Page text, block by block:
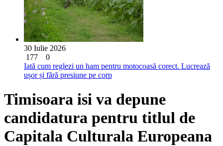
30 Iulie 2026
177
0
Iată cum reglezi un ham pentru motocoasă corect. Lucrează
ușor și fără presiune pe corp
Timisoara isi va depune
candidatura pentru titlul de
Capitala Culturala Europeana